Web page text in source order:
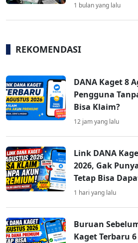
1 bulan yang lalu
REKOMENDASI
DANA Kaget 8
Pengguna
Bisa Klaim?
12 jam yang lalu
Link DANA
2026, Gak
Tetap Bisa
1 hari yang lalu
Buruan
Kaget Terbaru